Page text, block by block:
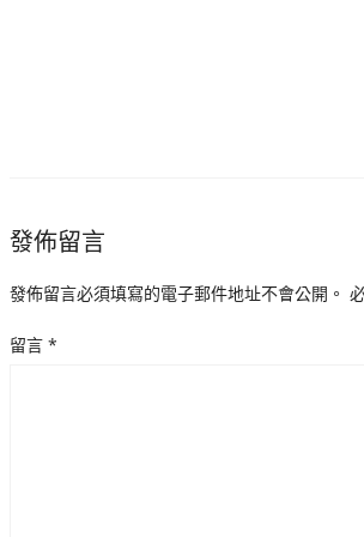
發佈留言
發佈留言必須填寫的電子郵件地址不會公開。
留言 *